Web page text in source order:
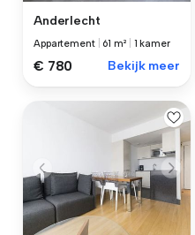
Anderlecht
Appartement 61 m² 1 kamer
€ 780 Bekijk meer